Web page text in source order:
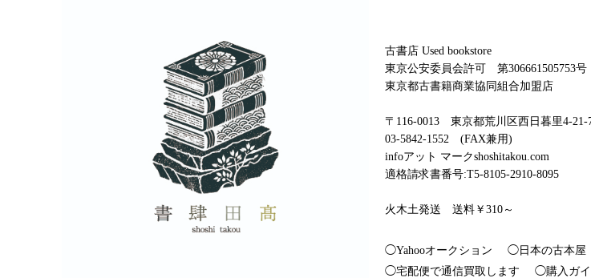
古書店 Used bookstore
東京公安委員会許可 第306661505753号
東京都古書籍商業協同組合加盟店
〒116-0013 東京都荒川区西日暮里4-
03-5842-1552 (FAX兼用)
infoアット マークshoshitakou.com
適格請求書番号:T5-8105-2910-8095
火木土発送 送料￥310～
◯Yahooオークション
◯日本の古本屋
◯宅配便で通信買取します
◯購入ガ